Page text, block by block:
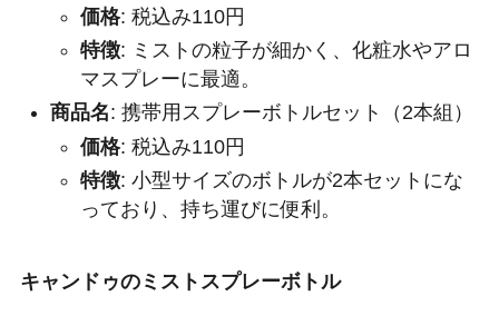
価格: 税込み110円
特徴: ミストの粒子が細かく、化粧水やアロ
マスプレーに最適。
商品名: 携帯用スプレーボトルセット（2本組）
価格: 税込み110円
特徴: 小型サイズのボトルが2本セットにな
っており、持ち運びに便利。
キャンドゥのミストスプレーボトル